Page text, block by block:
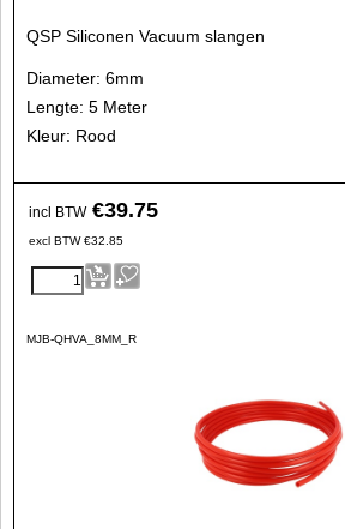
QSP Siliconen Vacuum slangen
Diameter: 6mm
Lengte: 5 Meter
Kleur: Rood
incl BTW €39.75
excl BTW €32.85
MJB-QHVA_8MM_R